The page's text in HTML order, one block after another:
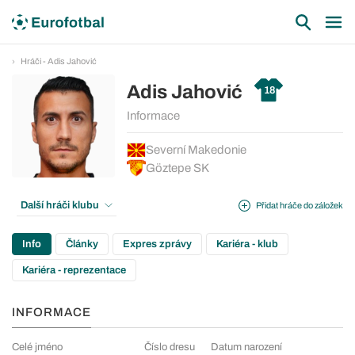
Hráči - Adis Jahović
Adis Jahović 18
Informace
Severní Makedonie
Göztepe SK
Přidat hráče do záložek
Další hráči klubu
Info Články Expres zprávy Kariéra - klub
Kariéra - reprezentace
INFORMACE
Celé jméno
Číslo dresu
Datum narození